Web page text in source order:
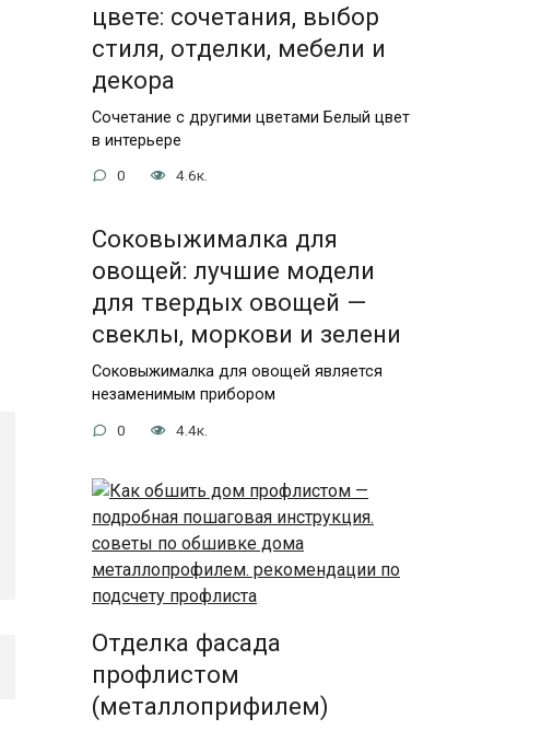
цвете: сочетания, выбор
стиля, отделки, мебели и
декора
Сочетание с другими цветами Белый цвет
в интерьере
0 4.6к.
Соковыжималка для
овощей: лучшие модели
для твердых овощей —
свеклы, моркови и зелени
Соковыжималка для овощей является
незаменимым прибором
0 4.4к.
Отделка фасада
профлистом
(металлоприфилем)